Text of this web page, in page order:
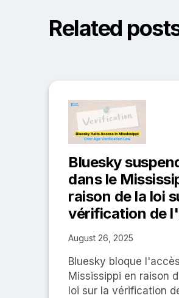
Related
Bluesky
dans le
raison de la loi
vérification de
August 26, 2025
Bluesky bloque
Mississippi en raison
loi sur la vérification